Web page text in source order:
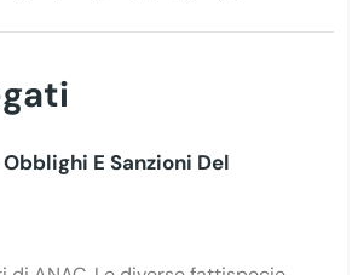
E Sanzioni Del